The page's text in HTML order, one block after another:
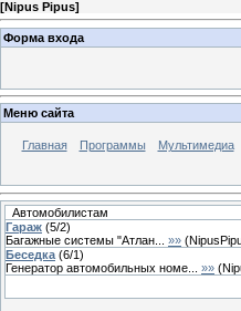
[Nipus Pipus]
Форма входа
Меню сайта
Главная Программы Мультимедиа
Автомобилистам
Гараж (5/2)
Багажные системы "Атлан...
»» (
Беседка (6/1)
Генератор автомобильных номе...
»» (